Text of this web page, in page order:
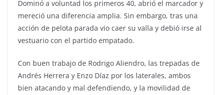
Dominó a voluntad los primeros 40, abrió el marcador y
mereció una diferencia amplia. Sin embargo, tras una
acción de pelota parada vio caer su valla y debió irse al
vestuario con el partido empatado.
Con buen trabajo de Rodrigo Aliendro, las trepadas de
Andrés Herrera y Enzo Díaz por los laterales, ambos
bien atacando y mal defendiendo, y la movilidad de